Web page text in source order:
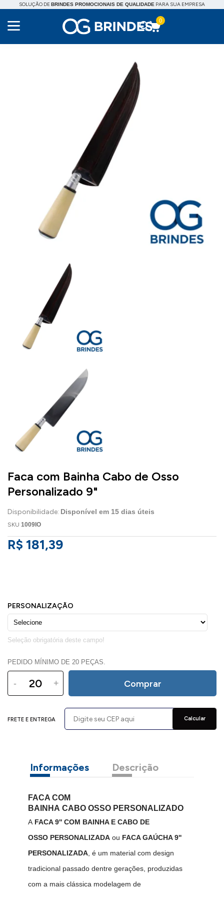
SOLUÇÃO DEBRINDES PROMOCIONAIS DE QUALIDADE PARA SUA EMPRESA
0
Faca com Bainha Cabo de Osso
Personalizado 9"
Disponibilidade: Disponível em 15 dias úteis
SKU 1009IO
R$ 181,39
PEDIDO MÍNIMO DE 20 PEÇAS.
- + Comprar
FRETE E ENTREGA Calcular
Informações Descrição
FACA COM
BAINHA CABO OSSO PERSONALIZADO
AFACA 9'' COM BAINHA E CABO DE
OSSO PERSONALIZADA ou FACA GAÚCHA 9''
PERSONALIZADA, é um material com design
tradicional passado dentre gerações, produzidas
com a mais clássica modelagem de